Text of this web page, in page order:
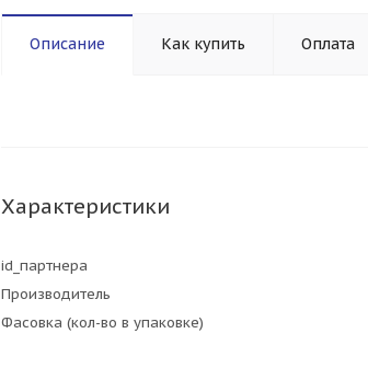
Описание Как купить Оплата
Характеристики
id_партнера
Производитель
Фасовка (кол-во в упаковке)